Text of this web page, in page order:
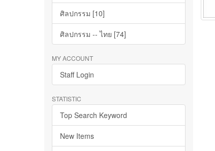
ศิลปกรรม [10]
ศิลปกรรม -- ไทย [74]
MY ACCOUNT
Staff Login
STATISTIC
Top Search Keyword
New Items